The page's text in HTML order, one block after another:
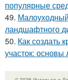
популярные
49.
ландшафтного
50. Как создать
участок: